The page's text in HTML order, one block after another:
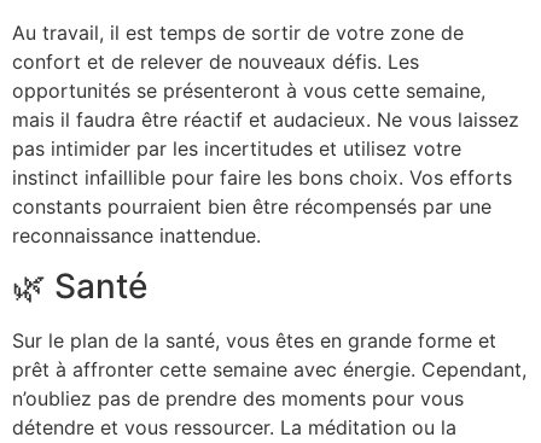
Au travail, il est temps de sortir de votre zone de
confort et de relever de nouveaux défis. Les
opportunités se présenteront à vous cette semaine,
mais il faudra être réactif et audacieux. Ne vous laissez
pas intimider par les incertitudes et utilisez votre
instinct infaillible pour faire les bons choix. Vos efforts
constants pourraient bien être récompensés par une
reconnaissance inattendue.
🌿 Santé
Sur le plan de la santé, vous êtes en grande forme et
prêt à affronter cette semaine avec énergie. Cependant,
n’oubliez pas de prendre des moments pour vous
détendre et vous ressourcer. La méditation ou la